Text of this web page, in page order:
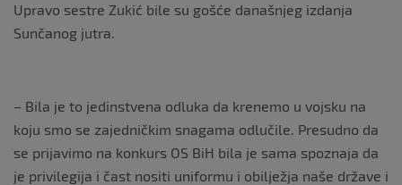
Upravo sestre Zukić bile su gošće današnjeg izdanja
Sunčanog jutra.
– Bila je to jedinstvena odluka da krenemo u vojsku na
koju smo se zajedničkim snagama odlučile. Presudno da
se prijavimo na konkurs OS BiH bila je sama spoznaja da
je privilegija i čast nositi uniformu i obilježja naše države i